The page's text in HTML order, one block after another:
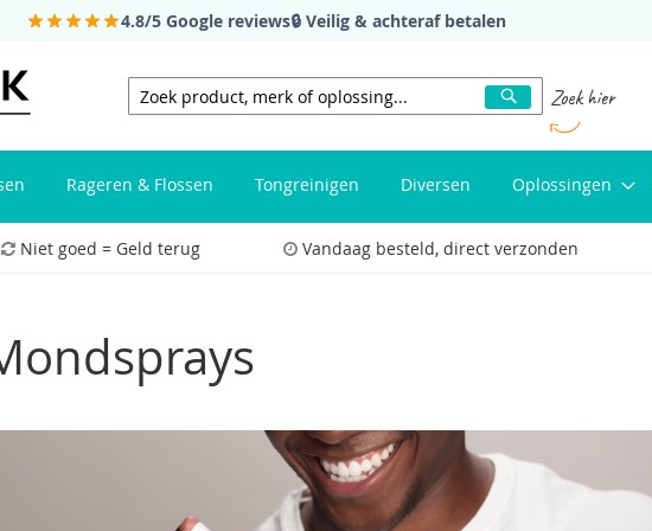
4.8/5 Google reviews🔒 Veilig & achteraf betalen
Zoeken
ZoekenZoek hier
Rageren & Flossen Tongreinigen Diversen Oplossingen
Niet goed = Geld terug Vandaag besteld, direct verzonden